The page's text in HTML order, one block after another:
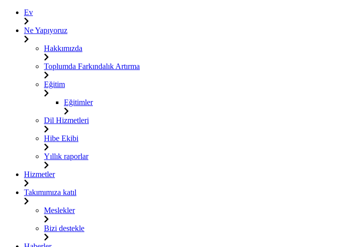
Ev
Ne Yapıyoruz
Hakkımızda
Toplumda Farkındalık Artırma
Eğitim
Eğitimler
Dil Hizmetleri
Hibe Ekibi
Yıllık raporlar
Hizmetler
Takımımıza katıl
Meslekler
Bizi destekle